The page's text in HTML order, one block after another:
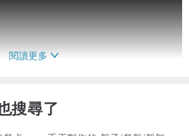
閱讀更多
搜尋了